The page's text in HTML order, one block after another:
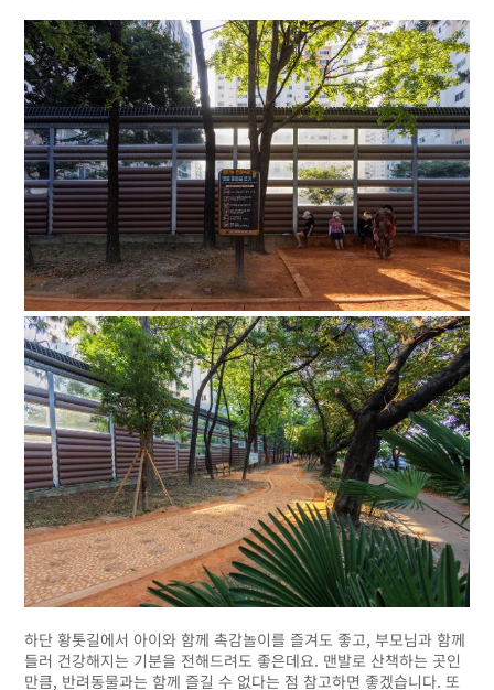
하단 황톳길에서 아이와 함께 촉감놀이를 즐겨도 좋고, 부모님과 함께
들러 건강해지는 기분을 전해드려도 좋은데요. 맨발로 산책하는 곳인
만큼, 반려동물과는 함께 즐길 수 없다는 점 참고하면 좋겠습니다. 또